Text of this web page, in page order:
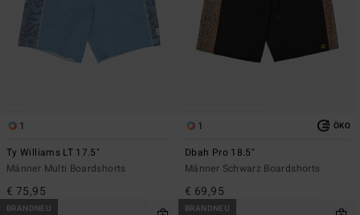
1
Ty Williams LT 17.5"
Männer Multi Boardshorts
€ 75,95
1 ÖKO
Dbah Pro 18.5"
Männer Schwarz Boardshorts
€ 69,95
BRANDNEU BRANDNEU